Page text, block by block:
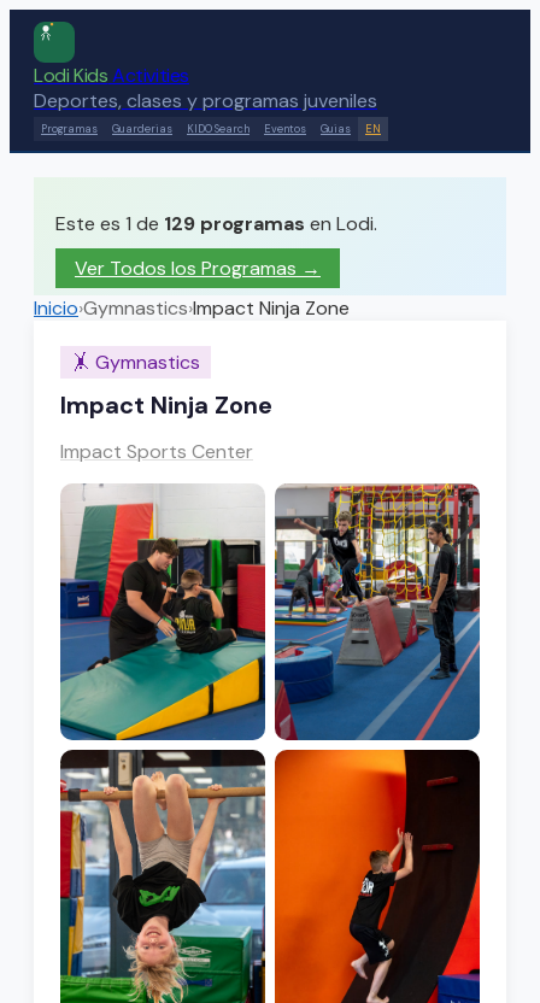
Lodi KidsActivities
Deportes, clases y programas juveniles
Programas Guarderias KIDO Search Eventos Guias EN
Este es 1 de 129 programas en Lodi.
Ver Todos los Programas →
Inicio›Gymnastics›Impact Ninja Zone
🤸 Gymnastics
Impact Ninja Zone
Impact Sports Center